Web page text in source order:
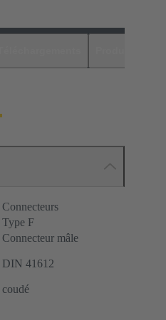
Connecteurs
Type F
Connecteur mâle
DIN 41612
coudé